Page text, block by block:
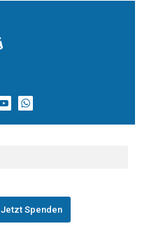
Jetzt Spenden